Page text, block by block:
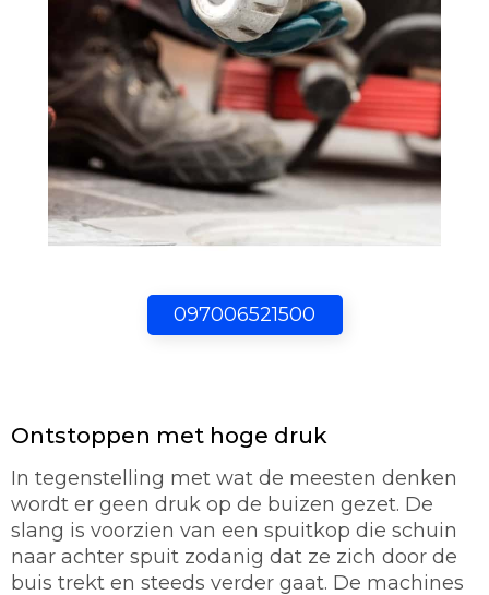
097006521500
Ontstoppen met hoge druk
In tegenstelling met wat de meesten denken
wordt er geen druk op de buizen gezet. De
slang is voorzien van een spuitkop die schuin
naar achter spuit zodanig dat ze zich door de
buis trekt en steeds verder gaat. De machines